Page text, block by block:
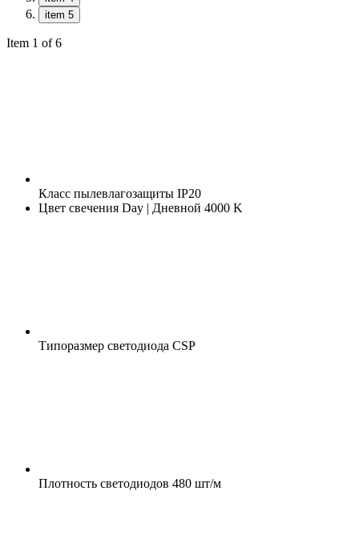
item 5
Item 1 of 6
Класс пылевлагозащиты IP20
Цвет свечения Day | Дневной 4000 K
Типоразмер светодиода CSP
Плотность светодиодов 480 шт/м